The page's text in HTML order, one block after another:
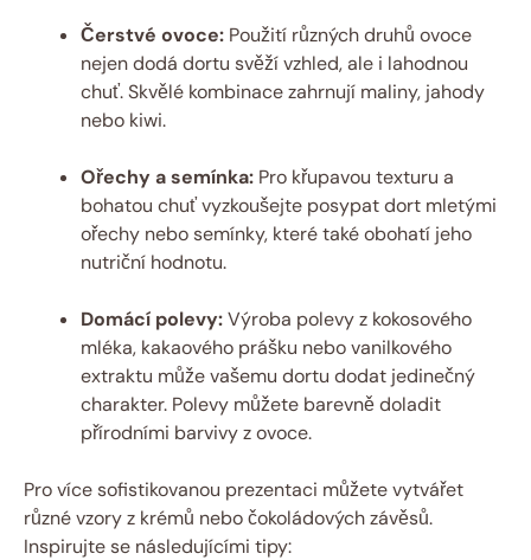
Čerstvé ovoce: Použití různých druhů ovoce
nejen dodá dortu svěží vzhled, ale i lahodnou
chuť. Skvělé kombinace zahrnují maliny, jahody
nebo kiwi.
Ořechy a semínka: Pro křupavou texturu a
bohatou chuť vyzkoušejte posypat dort mletými
ořechy nebo semínky, které také obohatí jeho
nutriční hodnotu.
Domácí polevy:Výroba polevy z kokosového
mléka, kakaového prášku nebo vanilkového
extraktu může vašemu dortu dodat jedinečný
charakter. Polevy můžete barevně doladit
přírodními barvivy z ovoce.
Pro více sofistikovanou prezentaci můžete vytvářet
různé vzory z krémů nebo čokoládových závěsů.
Inspirujte se následujícími tipy: